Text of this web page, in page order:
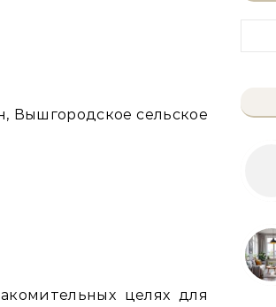
Вышгородское сельское
целях для